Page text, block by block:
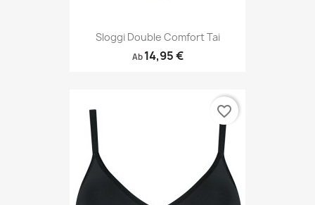
Sloggi Double Comfort Tai
Ab 14,95 €
favorite_border